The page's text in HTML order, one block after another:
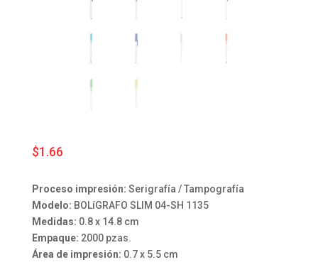
$1.66
Proceso impresión: Serigrafía / Tampografía
Modelo: BOLíGRAFO SLIM 04-SH 1135
Medidas: 0.8 x 14.8 cm
Empaque: 2000 pzas.
Área de impresión: 0.7 x 5.5 cm